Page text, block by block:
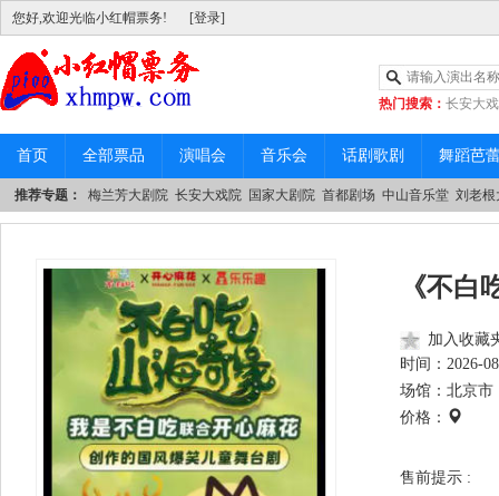
您好,欢迎光临小红帽票务! [登录]
热门搜索： 长安大
|中山音乐堂
首页 全部票品 演唱会 音乐会 话剧歌剧 舞蹈芭
推荐专题： 梅兰芳大剧院 长安大戏院 国家大剧院 首都剧场 中山音乐堂 刘老根
《不白
加入收藏
时间： 2026-
场馆：北京市
价格：
售前提示 :